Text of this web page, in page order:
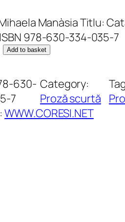
Manàsia Titlu:
978-630-334-035-7
Add to basket
630-
7
Category:
Proză scurtă
WWW.CORESI.NET